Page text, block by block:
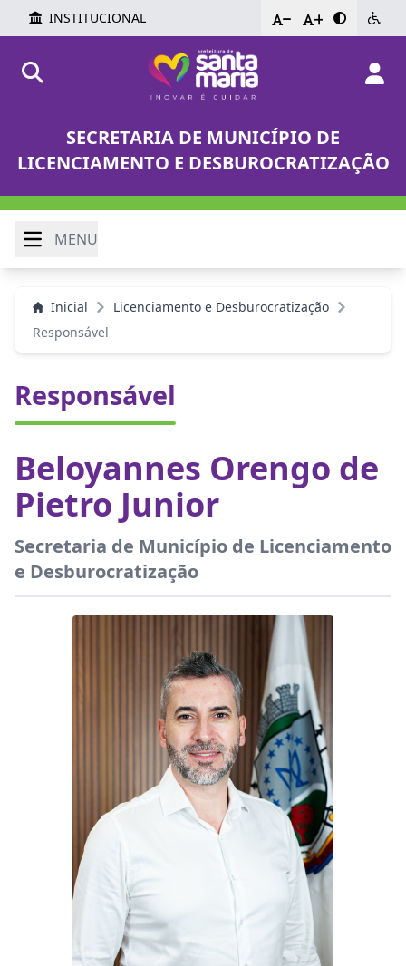
INSTITUCIONAL - +
SECRETARIA DE MUNICÍPIO DE
LICENCIAMENTO E DESBUROCRATIZAÇÃO
MENU
Inicial
Licenciamento e Desburocratização
Responsável
Responsável
Beloyannes Orengo de
Pietro Junior
Secretaria de Município de Licenciamento
e Desburocratização